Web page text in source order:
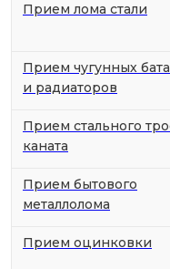
Прием лома стали
Прием чугунных
и радиаторов
Прием стального
каната
Прием бытового
металлолома
Прием оцинковки